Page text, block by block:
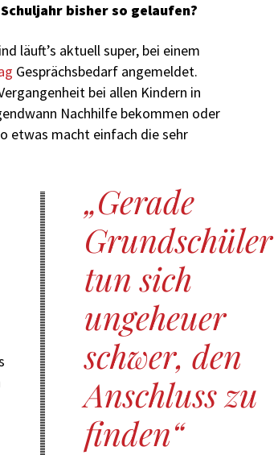
bisher so gelaufen?
läuft’s aktuell super, bei einem
Gesprächsbedarf angemeldet.
bei allen Kindern in
Nachhilfe bekommen oder
etwas macht einfach die sehr
Gerade
Grundschüler
tun sich
ungeheuer
schwer, den
Anschluss zu
finden